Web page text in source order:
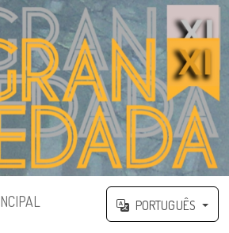
PORTUGUÊS